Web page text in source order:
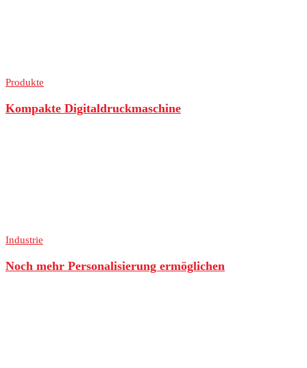
Produkte
Kompakte Digitaldruckmaschine
Industrie
Noch mehr Personalisierung ermöglichen